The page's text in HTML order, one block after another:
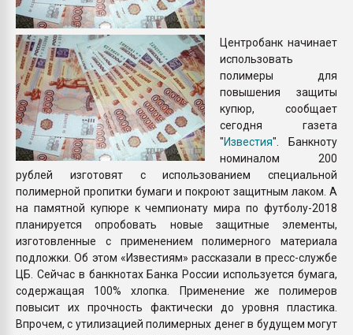
Центробанк начинает
использовать
полимеры для
повышения защиты
купюр, сообщает
сегодня газета
"Известия". Банкноту
номиналом 200
рублей изготовят с использованием специальной
полимерной пропитки бумаги и покроют защитным лаком. А
на памятной купюре к чемпионату мира по футболу-2018
планируется опробовать новые защитные элементы,
изготовленные с применением полимерного материала
подложки. Об этом «Известиям» рассказали в пресс-службе
ЦБ. Сейчас в банкнотах Банка России используется бумага,
содержащая 100% хлопка. Применение же полимеров
повысит их прочность фактически до уровня пластика.
Впрочем, с утилизацией полимерных денег в будущем могут